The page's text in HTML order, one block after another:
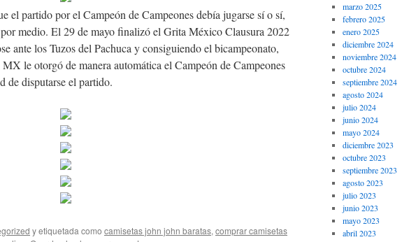
partido por el Campeón de Campeones debía jugarse sí o sí,
medio. El 29 de mayo finalizó el Grita México Clausura 2022
ante los Tuzos del Pachuca y consiguiendo el bicampeonato,
le otorgó de manera automática el Campeón de Campeones
de disputarse el partido.
y etiquetada como camisetas john john baratas, comprar camisetas
marzo 2025
febrero 2025
enero 2025
diciembre 2024
noviembre 2024
octubre 2024
septiembre 2024
agosto 2024
julio 2024
junio 2024
mayo 2024
diciembre 2023
octubre 2023
septiembre 2023
agosto 2023
julio 2023
junio 2023
mayo 2023
abril 2023